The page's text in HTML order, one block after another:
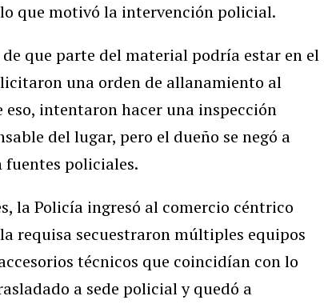
que motivó la intervención policial.
que parte del material podría estar en el
una orden de allanamiento al
eso, intentaron hacer una inspección
del lugar, pero el dueño se negó a
policiales.
la Policía ingresó al comercio céntrico
requisa secuestraron múltiples equipos
técnicos que coincidían con lo
a sede policial y quedó a